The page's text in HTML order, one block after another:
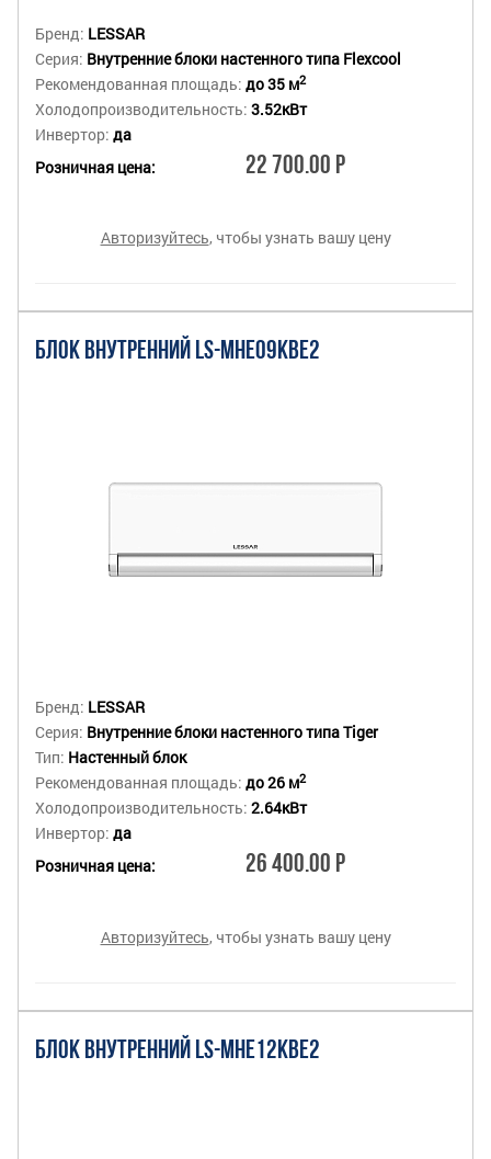
Бренд: LESSAR
Серия: Внутренние блоки настенного типа Flexcool
Рекомендованная площадь: до 35 м2
Холодопроизводительность: 3.52кВт
Инвертор: да
Розничная цена:
22 700.00 Р
Авторизуйтесь, чтобы узнать вашу цену
БЛОК ВНУТРЕННИЙ LS-MHE09KBE2
Бренд: LESSAR
Серия: Внутренние блоки настенного типа Tiger
Тип: Настенный блок
Рекомендованная площадь: до 26 м2
Холодопроизводительность: 2.64кВт
Инвертор: да
Розничная цена:
26 400.00 Р
Авторизуйтесь, чтобы узнать вашу цену
БЛОК ВНУТРЕННИЙ LS-MHE12KBE2